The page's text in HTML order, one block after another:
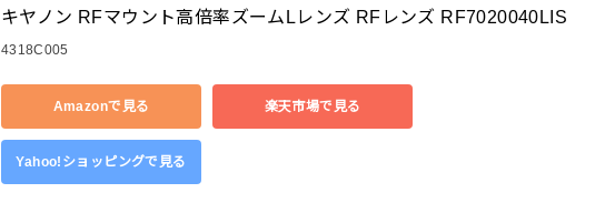
キヤノン RFマウント高倍率ズームLレンズ RFレンズ RF7020040LIS
4318C005
Amazonで見る 楽天市場で見る
Yahoo!ショッピングで見る